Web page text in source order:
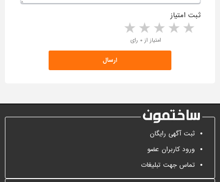
ثبت امتیاز
4 stars 3 stars 2 stars 1 star امتیاز از ۰ رای
ثبت آگهی رایگان
ورود کاربران عضو
تماس جهت تبلیغات